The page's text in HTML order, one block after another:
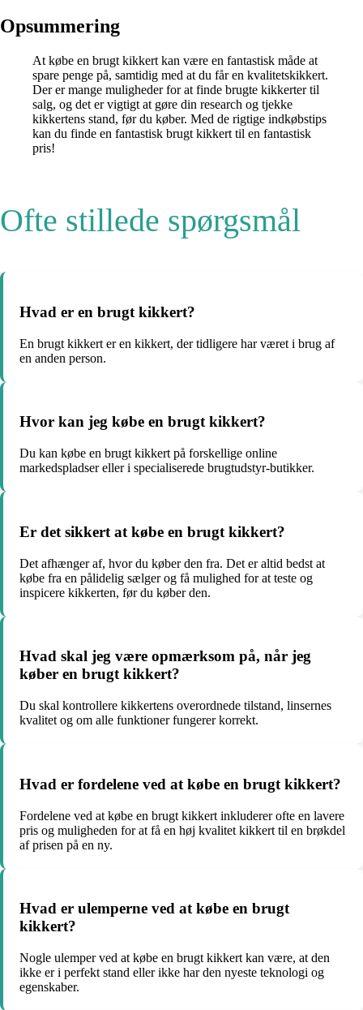
Opsummering
At købe en brugt kikkert kan være en fantastisk måde at
spare penge på, samtidig med at du får en kvalitetskikkert.
Der er mange muligheder for at finde brugte kikkerter til
salg, og det er vigtigt at gøre din research og tjekke
kikkertens stand, før du køber. Med de rigtige indkøbstips
kan du finde en fantastisk brugt kikkert til en fantastisk
pris!
Ofte stillede spørgsmål
Hvad er en brugt kikkert?
En brugt kikkert er en kikkert, der tidligere har været i brug af
en anden person.
Hvor kan jeg købe en brugt kikkert?
Du kan købe en brugt kikkert på forskellige online
markedspladser eller i specialiserede brugtudstyr-butikker.
Er det sikkert at købe en brugt kikkert?
Det afhænger af, hvor du køber den fra. Det er altid bedst at
købe fra en pålidelig sælger og få mulighed for at teste og
inspicere kikkerten, før du køber den.
Hvad skal jeg være opmærksom på, når jeg
køber en brugt kikkert?
Du skal kontrollere kikkertens overordnede tilstand, linsernes
kvalitet og om alle funktioner fungerer korrekt.
Hvad er fordelene ved at købe en brugt kikkert?
Fordelene ved at købe en brugt kikkert inkluderer ofte en lavere
pris og muligheden for at få en høj kvalitet kikkert til en brøkdel
af prisen på en ny.
Hvad er ulemperne ved at købe en brugt
kikkert?
Nogle ulemper ved at købe en brugt kikkert kan være, at den
ikke er i perfekt stand eller ikke har den nyeste teknologi og
egenskaber.